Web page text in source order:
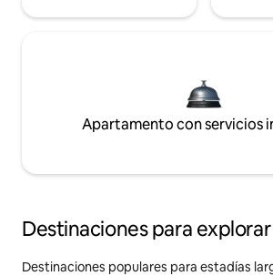
Apartamento con servicios
Destinaciones para explorar
Destinaciones populares para estadías